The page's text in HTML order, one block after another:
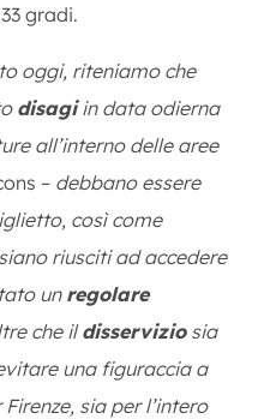
gradi.
oggi, riteniamo che
disagiin data odierna
all’interno delle aree
– debbano essere
così come
riusciti ad accedere
unregolare
che ildisserviziosia
una figuraccia a
sia per l’intero